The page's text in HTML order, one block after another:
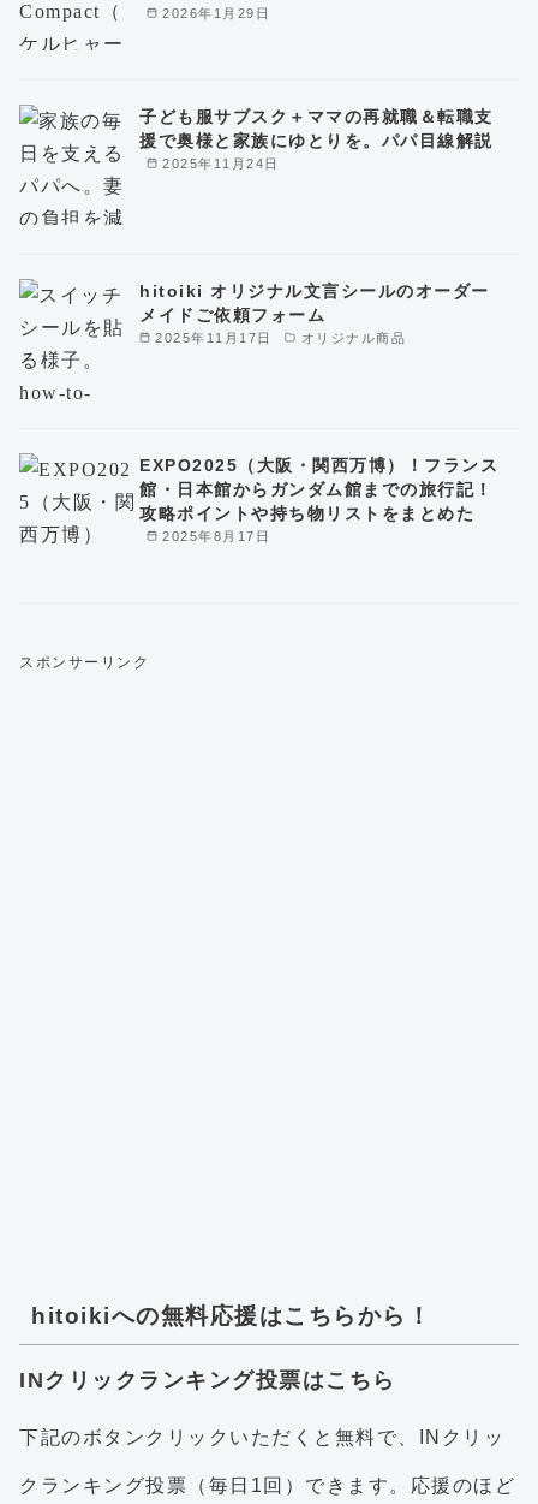
2026年1月29日
2025年11月24日
子ども服サブスク＋ママの再就職＆転職支
援で奥様と家族にゆとりを。パパ目線解説
2025年11月17日 オリジナル商品
hitoiki オリジナル文言シールのオーダー
メイドご依頼フォーム
2025年8月17日
EXPO2025（大阪・関西万博）！フランス
館・日本館からガンダム館までの旅行記！
攻略ポイントや持ち物リストをまとめた
スポンサーリンク
hitoikiへの無料応援はこちらから！
INクリックランキング投票はこちら
下記のボタンクリックいただくと無料で、INクリッ
クランキング投票（毎日1回）できます。応援のほど